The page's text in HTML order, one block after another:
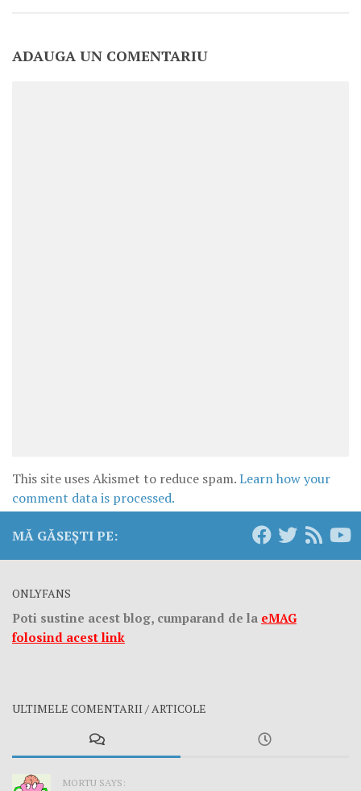
ADAUGA UN COMENTARIU
This site uses Akismet to reduce spam.Learn how your
comment data is processed.
MĂ GĂSEȘTI PE:
ONLYFANS
Poti sustine acest blog, cumparand de la eMAG
folosind acest link
ULTIMELE COMENTARII / ARTICOLE
MORTU SAYS: